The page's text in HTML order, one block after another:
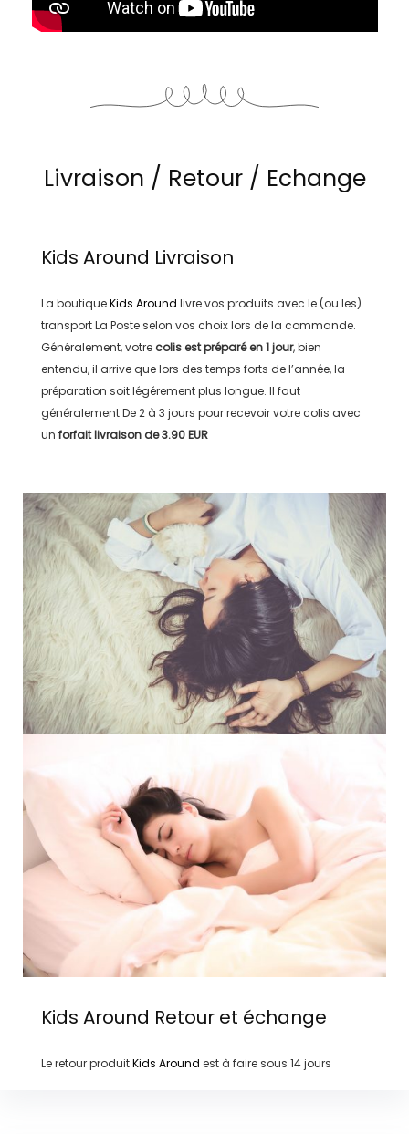
Livraison / Retour / Echange
Kids Around Livraison
La boutiqueKids Around livre vos produits avec le (ou les)
transportLa Posteselon vos choix lors de la commande.
Généralement, votre colis est préparé en1 jour, bien
entendu, il arrive que lors des temps forts de l’année, la
préparation soit légérement plus longue. Il faut
généralementDe 2 à 3 jours pour recevoir votre colis avec
un forfait livraison de3.90 EUR
Kids Around Retour et échange
Le retour produitKids Around est à faire sous 14 jours